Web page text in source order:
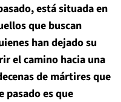
está situada en
que buscan
han dejado su
el camino hacia una
de mártires que
es que